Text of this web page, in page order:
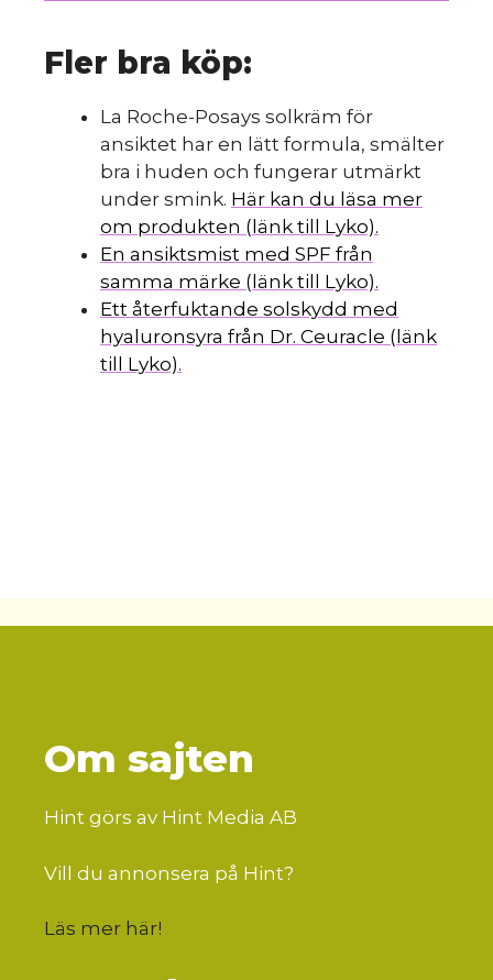
Fler bra köp:
La Roche-Posays solkräm för
ansiktet har en lätt formula, smälter
bra i huden och fungerar utmärkt
under smink. Här kan du läsa mer
om produkten (länk till Lyko).
En ansiktsmist med SPF från
samma märke (länk till Lyko).
Ett återfuktande solskydd med
hyaluronsyra från Dr. Ceuracle (länk
till Lyko).
Om sajten
Hint görs av Hint Media AB
Vill du annonsera på Hint?
Läs mer här!